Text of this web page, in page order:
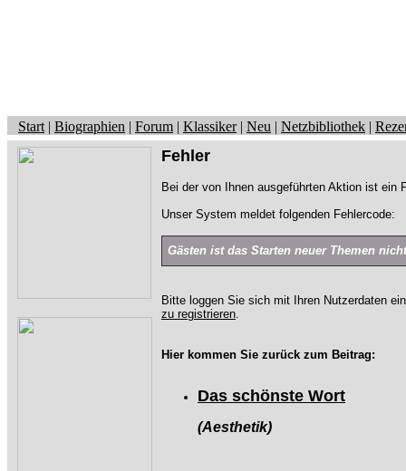
Start | Biographien | Forum | Klassiker| Neu | Netzbibliothek |
Fehler
Bei der von Ihnen ausgeführten Aktion ist ein
Unser System meldet folgenden Fehlercode:
Gästen ist das Starten neuer Themen
Bitte loggen Sie sich mit Ihren Nutzerdaten
zu registrieren.
Hier kommen Sie zurück zum Beitrag:
Das schönste Wort
(Aesthetik)